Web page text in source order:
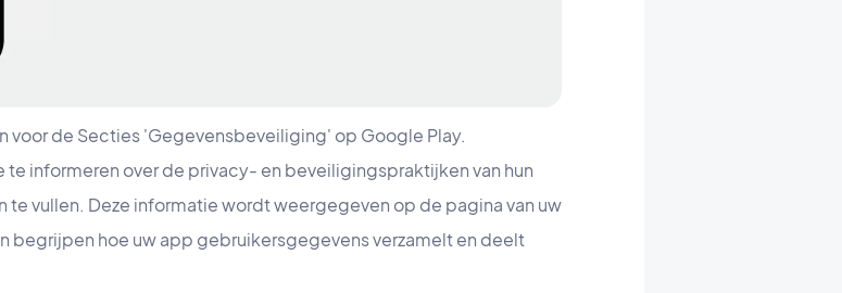
voor de Secties 'Gegevensbeveiliging' op Google Play.
informeren over de privacy- en beveiligingspraktijken van hun
te vullen. Deze informatie wordt weergegeven op de pagina van uw
begrijpen hoe uw app gebruikersgegevens verzamelt en deelt